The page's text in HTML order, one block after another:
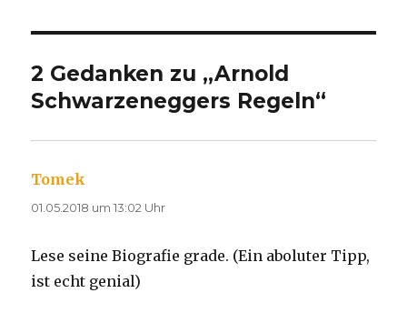
2 Gedanken zu „Arnold
Schwarzeneggers Regeln“
Tomek
01.05.2018 um 13:02 Uhr
Lese seine Biografie grade. (Ein aboluter Tipp,
ist echt genial)